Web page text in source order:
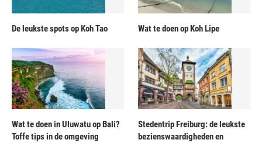
De leukste spots op Koh Tao Wat te doen op Koh Lipe
Wat te doen in Uluwatu op Bali?
Toffe tips in de omgeving
Stedentrip Freiburg: de leukste
bezienswaardigheden en